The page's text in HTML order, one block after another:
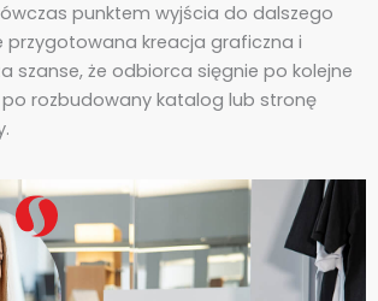
punktem wyjścia do dalszego
przygotowana kreacja graficzna i
szanse, że odbiorca sięgnie po kolejne
rozbudowany katalog lub stronę